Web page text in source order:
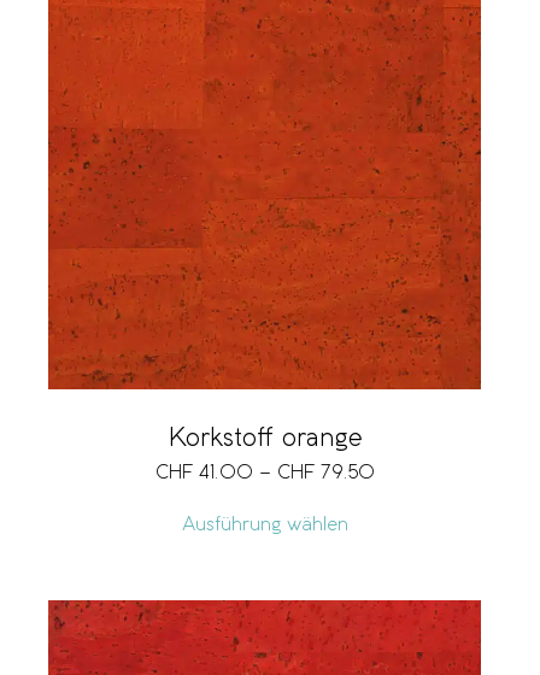
Korkstoff orange
CHF 41.00 – CHF 79.50
Ausführung wählen